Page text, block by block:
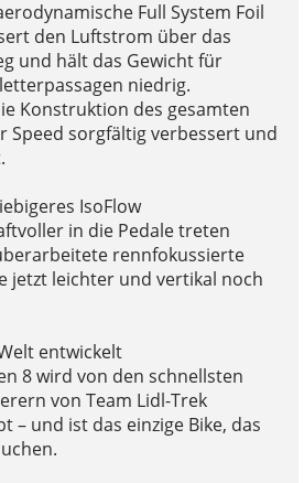
Full System Foil
den Luftstrom über das
und hält das Gewicht für
niedrig.
Konstruktion des gesamten
Speed sorgfältig verbessert und
IsoFlow
in die Pedale treten
rennfokussierte
jetzt leichter und vertikal noch
entwickelt
8 wird von den schnellsten
von Team Lidl-Trek
– und ist das einzige Bike, das